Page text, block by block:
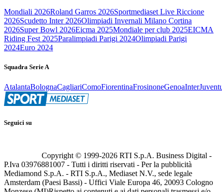
Mondiali 2026Roland Garros 2026Sportmediaset Live Riccione
2026Scudetto Inter 2026Olimpiadi Invernali Milano Cortina
2026Super Bowl 2026Eicma 2025Mondiale per club 2025EICMA
Riding Fest 2025Paralimpiadi Parigi 2024Olimpiadi Parigi
2024Euro 2024
Squadra Serie A
AtalantaBolognaCagliariComoFiorentinaFrosinoneGenoaInter
Seguici su
Copyright © 1999-2026 RTI S.p.A. Business Digital -
P.Iva 03976881007 - Tutti i diritti riservati - Per la pubblicità
Mediamond S.p.A. - RTI S.p.A., Mediaset N.V., sede legale
Amsterdam (Paesi Bassi) - Uffici Viale Europa 46, 20093 Cologno